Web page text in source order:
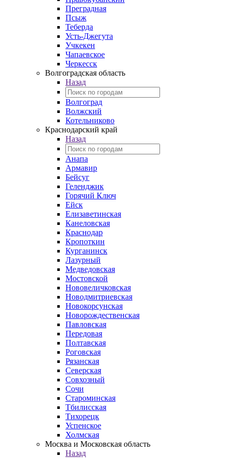
Преградная
Псыж
Теберда
Усть-Джегута
Учкекен
Чапаевское
Черкесск
Волгоградская область
Назад
Волгоград
Волжский
Котельниково
Краснодарский край
Назад
Анапа
Армавир
Бейсуг
Геленджик
Горячий Ключ
Ейск
Елизаветинская
Канеловская
Краснодар
Кропоткин
Курганинск
Лазурный
Медведовская
Мостовской
Нововеличковская
Новодмитриевская
Новокорсунская
Новорождественская
Павловская
Передовая
Полтавская
Роговская
Рязанская
Северская
Совхозный
Сочи
Староминская
Тбилисская
Тихорецк
Успенское
Холмская
Москва и Московская область
Назад